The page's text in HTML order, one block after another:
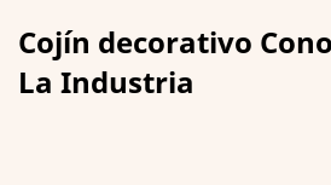
Cojín decorativo
La Industria